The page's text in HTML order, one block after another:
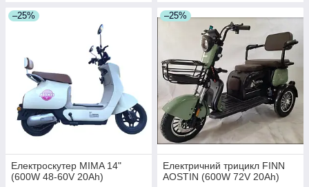
–25%
Електроскутер MIMA 14"
(600W 48-60V 20Ah)
–25%
Електричний трицикл FINN
AOSTIN (600W 72V 20Ah)